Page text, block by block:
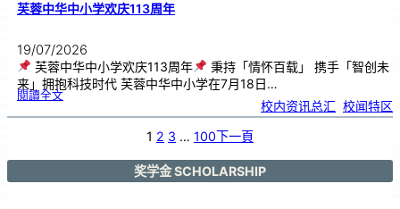
芙蓉中华中小学欢庆113周年
19/07/2026
芙蓉中华中小学欢庆113周年
秉持「情怀百载」 携手「智创未
来」拥抱科技时代 芙蓉中华中小学在7月18日…
閱讀全文:芙
华
1
年
校内资讯总汇 校闻特区
1 2 3 … 100下一頁
奖学金 SCHOLARSHIP